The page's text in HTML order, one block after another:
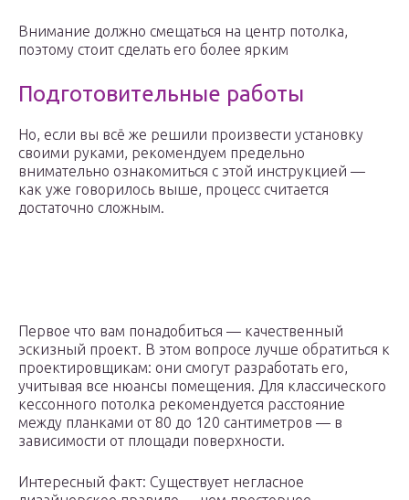
Внимание должно смещаться на центр потолка,
поэтому стоит сделать его более ярким
Подготовительные работы
Но, если вы всё же решили произвести установку
своими руками, рекомендуем предельно
внимательно ознакомиться с этой инструкцией —
как уже говорилось выше, процесс считается
достаточно сложным.
Первое что вам понадобиться — качественный
эскизный проект. В этом вопросе лучше обратиться к
проектировщикам: они смогут разработать его,
учитывая все нюансы помещения. Для классического
кессонного потолка рекомендуется расстояние
между планками от 80 до 120 сантиметров — в
зависимости от площади поверхности.
Интересный факт: Существует негласное